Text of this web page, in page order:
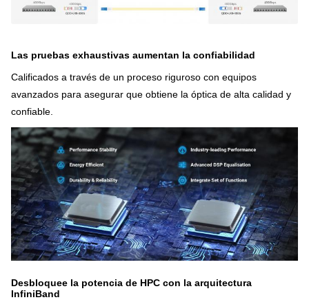
Las pruebas exhaustivas aumentan la confiabilidad
Calificados a través de un proceso riguroso con equipos
avanzados para asegurar que obtiene la óptica de alta calidad y
confiable.
Desbloquee la potencia de HPC con la arquitectura
InfiniBand